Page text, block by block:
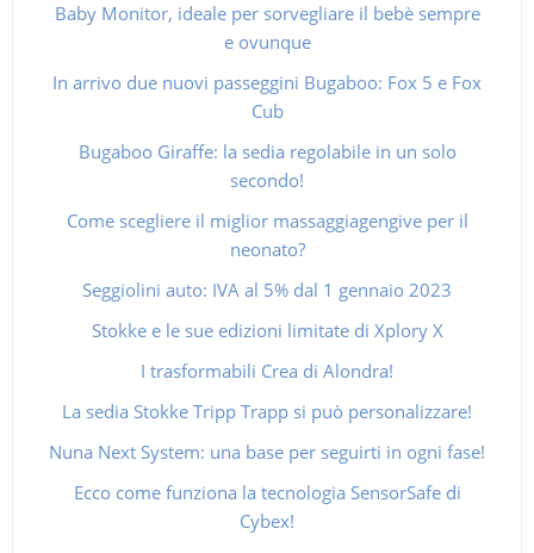
Baby Monitor, ideale per sorvegliare il bebè sempre
e ovunque
In arrivo due nuovi passeggini Bugaboo: Fox 5 e Fox
Cub
Bugaboo Giraffe: la sedia regolabile in un solo
secondo!
Come scegliere il miglior massaggiagengive per il
neonato?
Seggiolini auto: IVA al 5% dal 1 gennaio 2023
Stokke e le sue edizioni limitate di Xplory X
I trasformabili Crea di Alondra!
La sedia Stokke Tripp Trapp si può personalizzare!
Nuna Next System: una base per seguirti in ogni fase!
Ecco come funziona la tecnologia SensorSafe di
Cybex!